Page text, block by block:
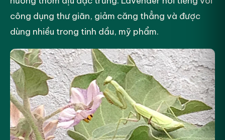
công dụng thư giãn, giảm căng thẳng và được
dùng nhiều trong tinh dầu, mỹ phẩm.